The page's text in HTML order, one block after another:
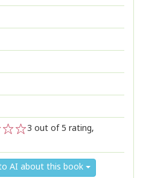
3 out of 5 rating,
AI about this book